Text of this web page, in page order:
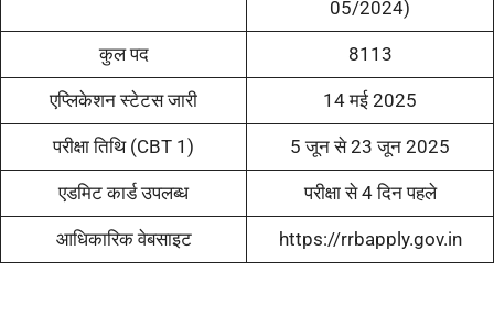
05/2024)
कुल पद 8113
एप्लिकेशन स्टेटस जारी 14 मई 2025
परीक्षा तिथि (CBT 1) 5 जून से 23 जून 2025
एडमिट कार्ड उपलब्ध परीक्षा से 4 दिन पहले
आधिकारिक वेबसाइट https://rrbapply.gov.in